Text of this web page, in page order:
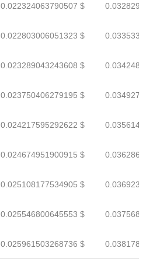
0.022324063790507 $
0.022803006051323 $
0.023289043243608 $
0.023750406279195 $
0.024217595292622 $
0.024674951900915 $
0.025108177534905 $
0.025546800645553 $
0.025961503268736 $